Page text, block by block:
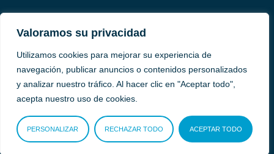
Valoramos su privacidad
Utilizamos cookies para mejorar su experiencia de
navegación, publicar anuncios o contenidos personalizados
y analizar nuestro tráfico. Al hacer clic en "Aceptar todo",
acepta nuestro uso de cookies.
PERSONALIZAR RECHAZAR TODO ACEPTAR TODO
Adity Seguros – Mapa del Sitio –